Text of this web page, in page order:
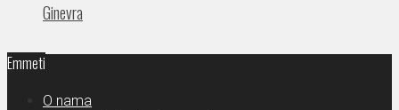
Ginevra
Emmeti
O nama